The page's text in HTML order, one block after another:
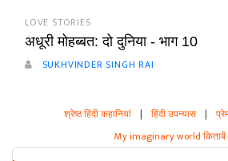
LOVE STORIES
अधूरी मोहब्बत: दो दुनिया - भाग 10
SUKHVINDER SINGH RAI
श्रेष्ठ हिंदी कहानियां | हिंदी उपन्यास |
My imaginary world किताबें